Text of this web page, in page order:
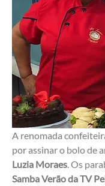
A renomada
Luzia Moraes
Samba Verão da TV